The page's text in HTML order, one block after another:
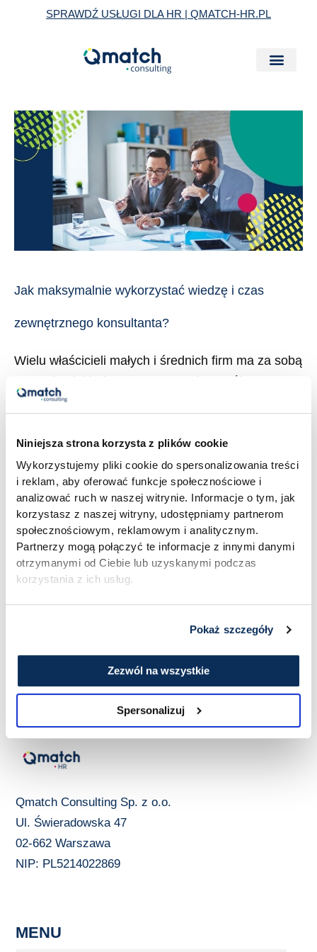
Niniejsza strona korzysta z plików cookie
Wykorzystujemy pliki cookie do spersonalizowania treści
i reklam, aby oferować funkcje społecznościowe i
analizować ruch w naszej witrynie. Informacje o tym, jak
korzystasz z naszej witryny, udostępniamy partnerom
społecznościowym, reklamowym i analitycznym.
Partnerzy mogą połączyć te informacje z innymi danymi
otrzymanymi od Ciebie lub uzyskanymi podczas
korzystania z ich usług.
Pokaż szczegóły
Zezwól na wszystkie
Spersonalizuj
SPRAWDŹ USŁUGI DLA HR | QMATCH-HR.PL
Jak maksymalnie wykorzystać wiedzę i czas
zewnętrznego konsultanta?
Wielu właścicieli małych i średnich firm ma za sobą
przynajmniej jedno rozczarowanie współpracą z
zewnętrznym doradcą. Zapłacone pieniądze, kilka
Raport ląduje na półce, a firma wraca do starych
nawyków, jakby nic się nie wydarzyło. Z drugiej
strony są firmy, które z jednego projektu
doradczego wyciągają wyniki przewyższające […]
Jak
maksymalnie
wykorzystać
wiedzę
zewnętrznego
Read More »
Qmatch Consulting Sp. z o.o.
Ul. Świeradowska 47
02-662 Warszawa
NIP: PL5214022869
MENU